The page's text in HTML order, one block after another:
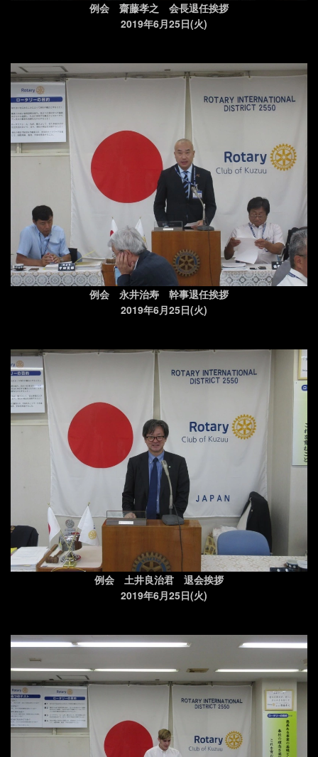
例会 齋藤孝之 会長退任挨拶
2019年6月25日(火)
例会 永井治寿 幹事退任挨拶
2019年6月25日(火)
例会 土井良治君 退会挨拶
2019年6月25日(火)